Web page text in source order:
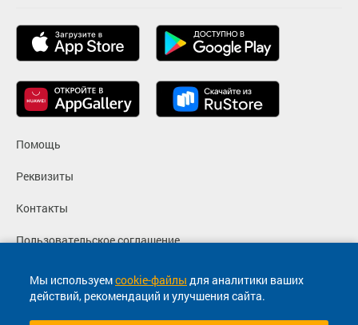
Мы используемcookie-файлы для аналитики ваших
действий, рекомендаций и улучшения сайта.
Помощь
Реквизиты
Контакты
Пользовательское соглашение
Политика конфиденциальности
Согласие на маркетинговые сообщения